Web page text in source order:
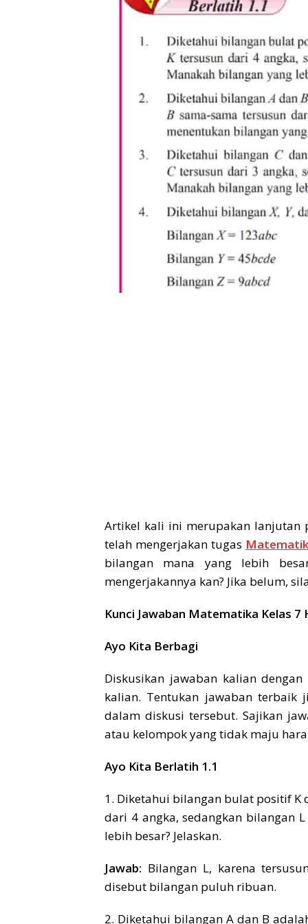
Artikel kali ini merupakan lanjutan
telah mengerjakan tugas
bilangan mana yang lebih
mengerjakannya kan? Jika belum,
Kunci Jawaban Matematika Kelas 7
Ayo Kita Berbagi
Diskusikan jawaban kalian
kalian. Tentukan jawaban terbaik
dalam diskusi tersebut. Sajikan
atau kelompok yang tidak maju
Ayo Kita Berlatih 1.1
1. Diketahui bilangan bulat positif K
dari 4 angka, sedangkan bilangan
lebih besar? Jelaskan.
Jawab: Bilangan L, karena
disebut bilangan puluh ribuan.
2. Diketahui bilangan A dan B